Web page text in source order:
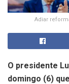
Adiar
O presidente
domingo (6)